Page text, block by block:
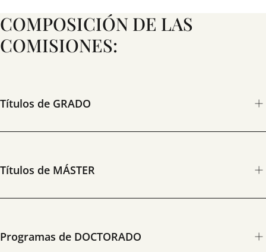
COMPOSICIÓN DE LAS
COMISIONES:
Títulos de GRADO
Títulos de MÁSTER
Programas de DOCTORADO